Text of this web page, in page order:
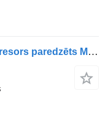
51540007148 pneimatiskais kompresors paredzēts MAN TGX vilcēja